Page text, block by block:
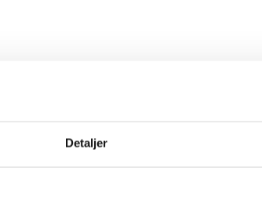
Detaljer